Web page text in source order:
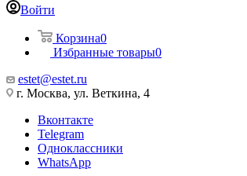
Войти
Корзина0
Избранные товары0
estet@estet.ru
г. Москва, ул. Веткина, 4
Вконтакте
Telegram
Одноклассники
WhatsApp